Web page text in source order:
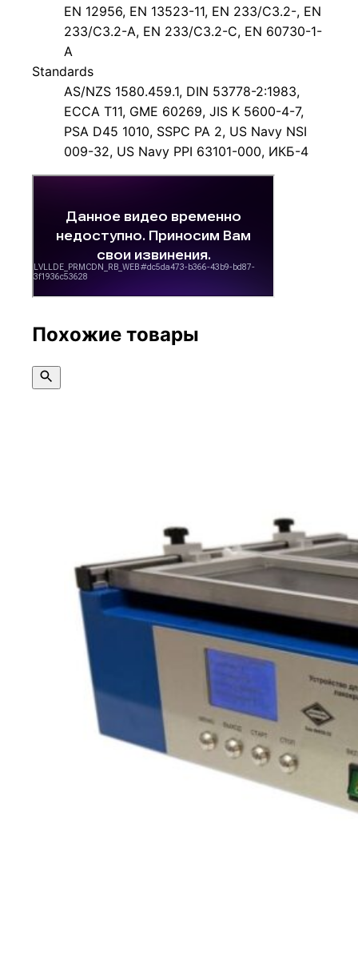
EN 12956, EN 13523-11, EN 233/C3.2-, EN
233/C3.2-A, EN 233/C3.2-C, EN 60730-1-
A
Standards
AS/NZS 1580.459.1, DIN 53778-2:1983,
ECCA T11, GME 60269, JIS K 5600-4-7,
PSA D45 1010, SSPC PA 2, US Navy NSI
009-32, US Navy PPI 63101-000, ИКБ-4
Похожие товары